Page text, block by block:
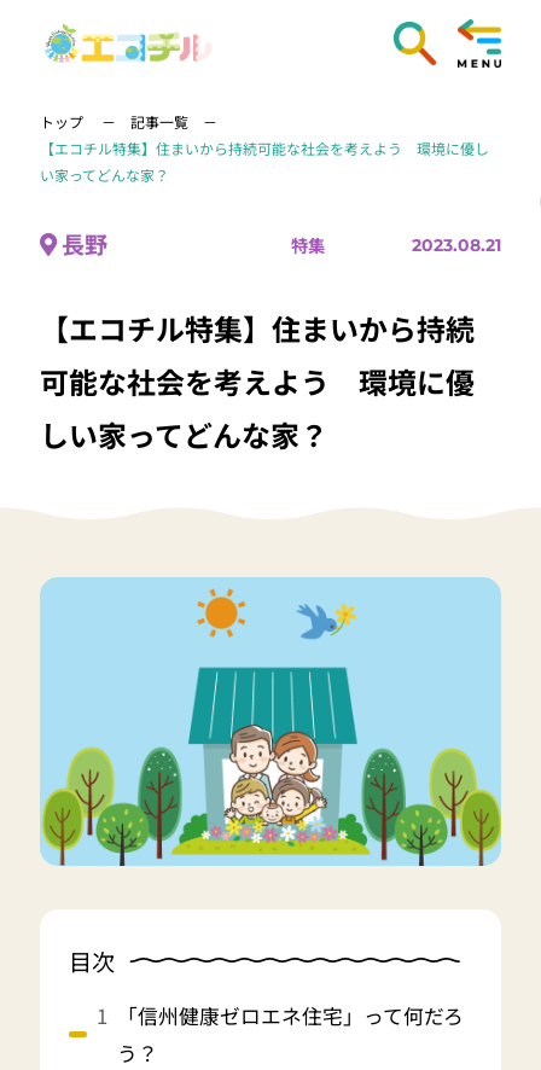
トップ
記事一覧
【エコチル特集】住まいから持続可能な社会を考えよう 環境に優し
い家ってどんな家？
長野 特集 2023.08.21
【エコチル特集】住まいから持続
可能な社会を考えよう 環境に優
しい家ってどんな家？
目次
「信州健康ゼロエネ住宅」って何だろ
う？